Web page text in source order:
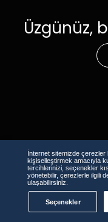
Üzgünüz,
İnternet sitemizde çerezler
kişiselleştirmek amacıyla
tercihlerinizi, seçenekler
yönetebilir, çerezlerle ilgili
ulaşabilirsiniz.
Seçenekler